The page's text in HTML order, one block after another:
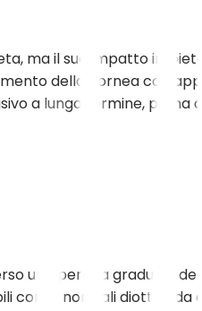
ma il suo impatto
della cornea con
a lungo termine, prima
una perdita graduale
con le normali diottrie